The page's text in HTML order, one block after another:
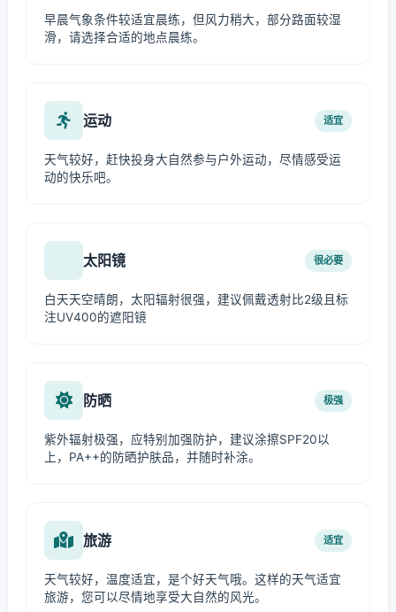
早晨气象条件较适宜晨练，但风力稍大，部分路面较湿
滑，请选择合适的地点晨练。
运动 适宜
天气较好，赶快投身大自然参与户外运动，尽情感受运
动的快乐吧。
太阳镜 很必要
白天天空晴朗，太阳辐射很强，建议佩戴透射比2级且标
注UV400的遮阳镜
防晒 极强
紫外辐射极强，应特别加强防护，建议涂擦SPF20以
上，PA++的防晒护肤品，并随时补涂。
旅游 适宜
天气较好，温度适宜，是个好天气哦。这样的天气适宜
旅游，您可以尽情地享受大自然的风光。